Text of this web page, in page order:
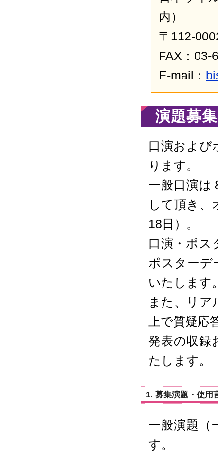
内）
〒112-
FAX：03-
E-mail：
演題募
口演および
ります。
一般口演は
して頂き、
18日）。
口演・ポス
ポスターデ
いたします
また、リ
上で質疑応
発表の収録
たします。
1. 募集演題・使用
一般演題（
す。